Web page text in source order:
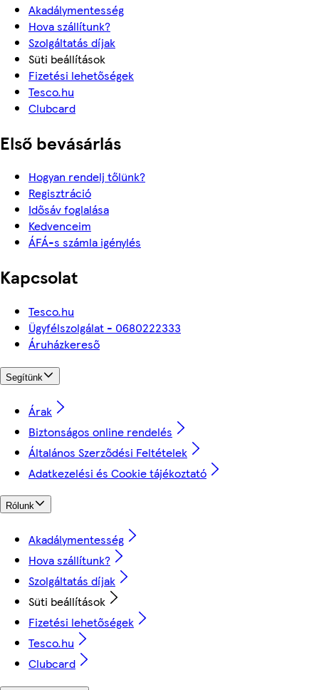
Akadálymentesség
Hova szállítunk?
Szolgáltatás díjak
Süti beállítások
Fizetési lehetőségek
Tesco.hu
Clubcard
Első bevásárlás
Hogyan rendelj tőlünk?
Regisztráció
Idősáv foglalása
Kedvenceim
ÁFÁ-s számla igénylés
Kapcsolat
Tesco.hu
Ügyfélszolgálat - 0680222333
Áruházkereső
Segítünk
Árak
Biztonságos online rendelés
Általános Szerződési Feltételek
Adatkezelési és Cookie tájékoztató
Rólunk
Akadálymentesség
Hova szállítunk?
Szolgáltatás díjak
Süti beállítások
Fizetési lehetőségek
Tesco.hu
Clubcard